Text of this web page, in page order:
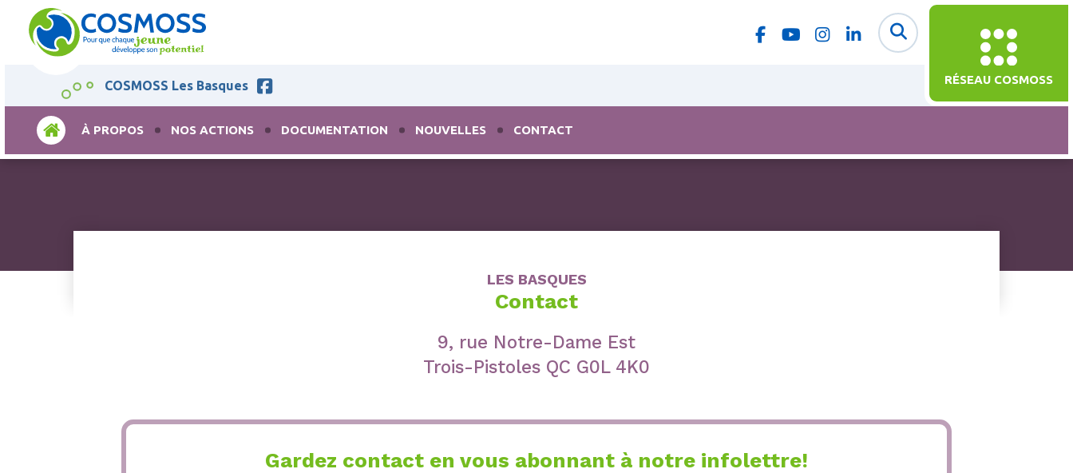
RÉSEAU COSMOSS
COSMOSS Les Basques
ACCUEILÀ PROPOS NOS ACTIONS DOCUMENTATION NOUVELLES CONTACT
LES BASQUES
Contact
9, rue Notre-Dame Est
Trois-Pistoles QC G0L 4K0
Gardez contact en vous abonnant à notre infolettre!